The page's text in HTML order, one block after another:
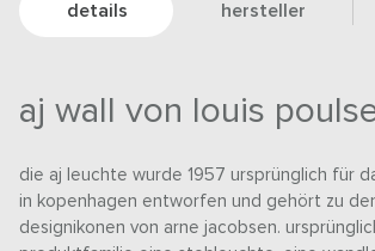
details hersteller
aj wall von louis
die aj leuchte wurde 1957 ursprünglich für
in kopenhagen entworfen und gehört zu
designikonen von arne jacobsen.